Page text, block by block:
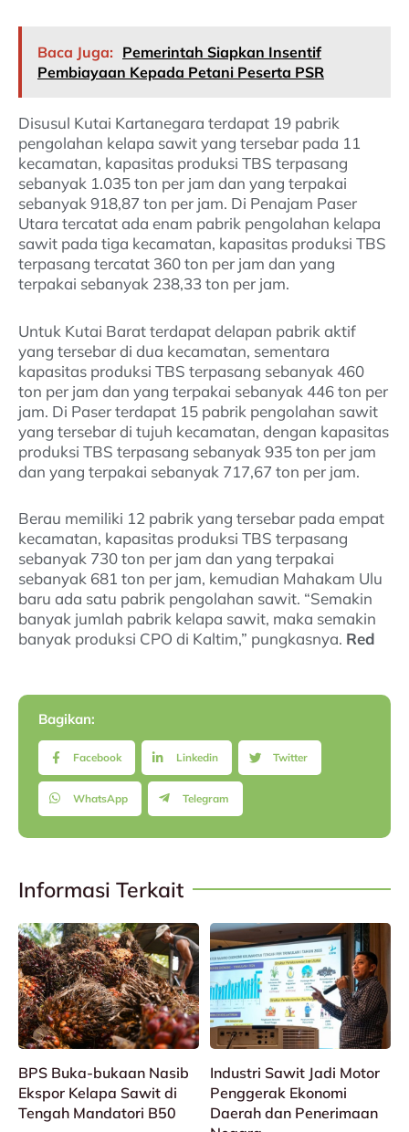
Baca Juga: Pemerintah Siapkan Insentif
Pembiayaan Kepada Petani Peserta PSR
Disusul Kutai Kartanegara terdapat 19 pabrik
pengolahan kelapa sawit yang tersebar pada 11
kecamatan, kapasitas produksi TBS terpasang
sebanyak 1.035 ton per jam dan yang terpakai
sebanyak 918,87 ton per jam. Di Penajam Paser
Utara tercatat ada enam pabrik pengolahan kelapa
sawit pada tiga kecamatan, kapasitas produksi TBS
terpasang tercatat 360 ton per jam dan yang
terpakai sebanyak 238,33 ton per jam.
Untuk Kutai Barat terdapat delapan pabrik aktif
yang tersebar di dua kecamatan, sementara
kapasitas produksi TBS terpasang sebanyak 460
ton per jam dan yang terpakai sebanyak 446 ton per
jam. Di Paser terdapat 15 pabrik pengolahan sawit
yang tersebar di tujuh kecamatan, dengan kapasitas
produksi TBS terpasang sebanyak 935 ton per jam
dan yang terpakai sebanyak 717,67 ton per jam.
Berau memiliki 12 pabrik yang tersebar pada empat
kecamatan, kapasitas produksi TBS terpasang
sebanyak 730 ton per jam dan yang terpakai
sebanyak 681 ton per jam, kemudian Mahakam Ulu
baru ada satu pabrik pengolahan sawit. “Semakin
banyak jumlah pabrik kelapa sawit, maka semakin
banyak produksi CPO di Kaltim,” pungkasnya. Red
Bagikan:
Facebook Linkedin Twitter
WhatsApp Telegram
Informasi Terkait
BPS Buka-bukaan Nasib
Ekspor Kelapa Sawit di
Tengah Mandatori B50
Industri Sawit Jadi Motor
Penggerak Ekonomi
Daerah dan Penerimaan